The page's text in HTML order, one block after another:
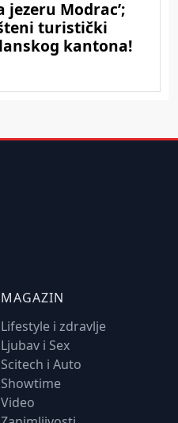
MAGAZIN
Lifestyle i zdravlje
Ljubav i Sex
Scitech i Auto
Showtime
Video